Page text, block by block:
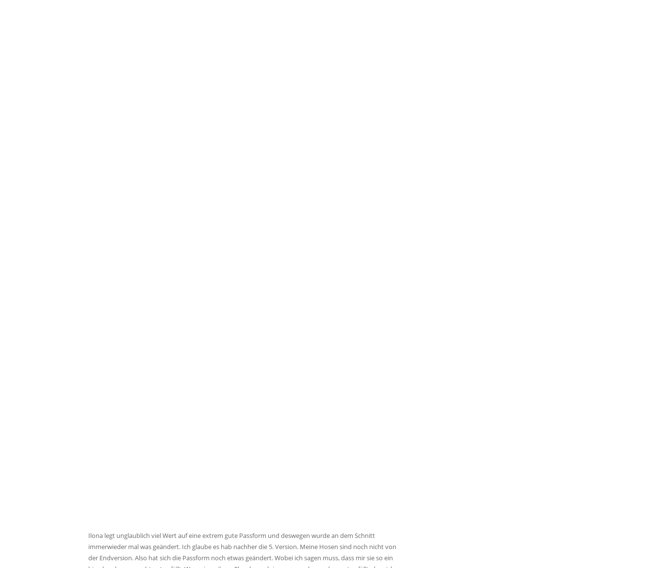
Ilona legt unglaublich viel Wert auf eine extrem gute Passform und deswegen wurde an dem Schnitt
immerwieder mal was geändert. Ich glaube es hab nachher die 5. Version. Meine Hosen sind noch nicht von
der Endversion. Also hat sich die Passform noch etwas geändert. Wobei ich sagen muss, dass mir sie so ein